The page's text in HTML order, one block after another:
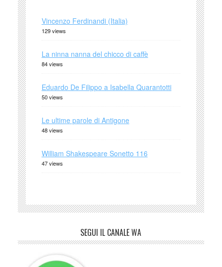
Vincenzo Ferdinandi (Italia)
129 views
La ninna nanna del chicco di caffè
84 views
Eduardo De Filippo a Isabella Quarantotti
50 views
Le ultime parole di Antigone
48 views
William Shakespeare Sonetto 116
47 views
SEGUI IL CANALE WA